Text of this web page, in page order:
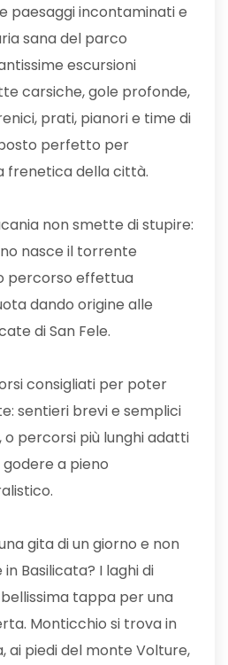
paesaggi incontaminati e
sana del parco
escursioni
carsiche, gole profonde,
prati, pianori e time di
perfetto per
frenetica della città.
non smette di stupire:
nasce il torrente
percorso effettua
dando origine alle
di San Fele.
consigliati per poter
sentieri brevi e semplici
percorsi più lunghi adatti
a pieno
gita di un giorno e non
Basilicata? I laghi di
tappa per una
Monticchio si trova in
ai piedi del monte Volture,